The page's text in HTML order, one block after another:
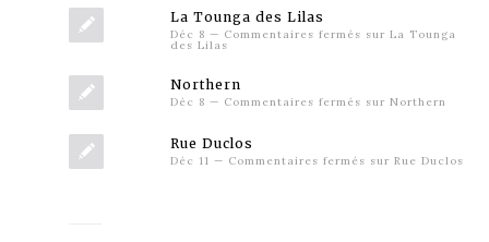
La Tounga des Lilas
Déc 8 — Commentaires fermés sur La Tounga
des Lilas
Northern
Déc 8 — Commentaires fermés sur Northern
Rue Duclos
Déc 11 — Commentaires fermés sur Rue Duclos